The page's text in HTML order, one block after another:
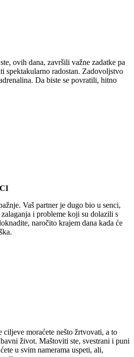
ovih dana, završili važne zadatke pa
spektakularno radostan. Zadovoljstvo
Da biste se povratili, hitno
Vaš partner je dugo bio u senci,
i probleme koji su dolazili s
naročito krajem dana kada će
ciljeve moraćete nešto žrtvovati, a to
život. Maštoviti ste, svestrani i puni
u svim namerama uspeti, ali,